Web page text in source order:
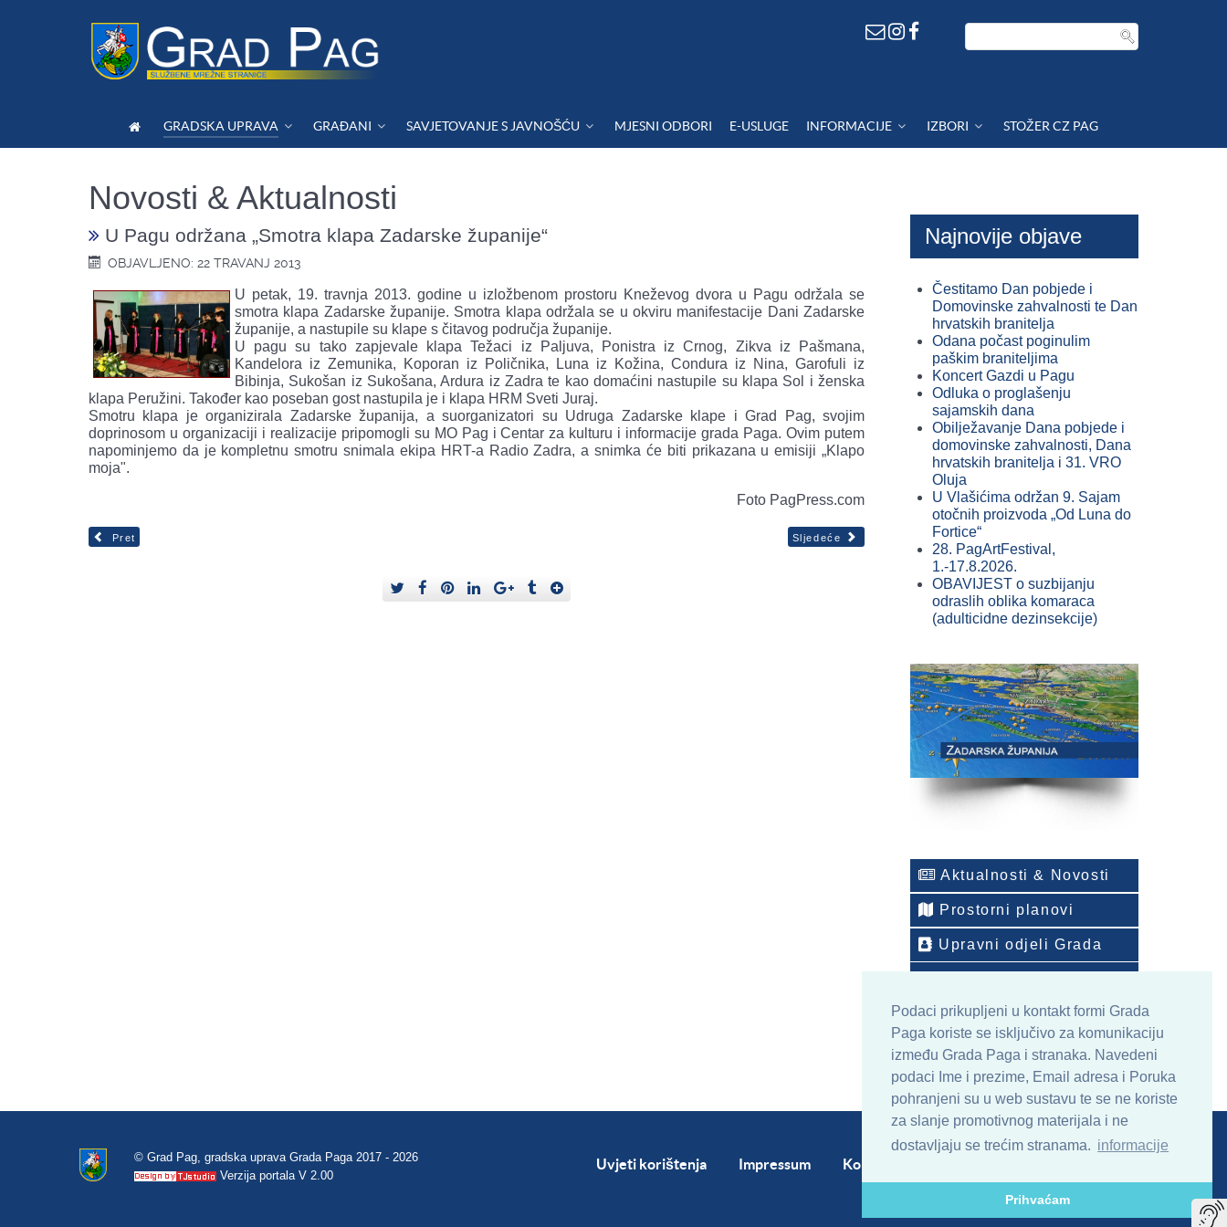
Podaci prikupljeni u kontakt formi Grada
Paga koriste se isključivo za komunikaciju
između Grada Paga i stranaka. Navedeni
podaci Ime i prezime, Email adresa i Poruka
pohranjeni su u web sustavu te se ne koriste
za slanje promotivnog materijala i ne
dostavljaju se trećim stranama. informacije
Prihvaćam
GRADSKA UPRAVA GRAĐANI SAVJETOVANJE S JAVNOŠĆU MJESNI ODBORI E-USLUGE INFORMACIJE IZBORI STOŽER CZ PAG
Novosti & Aktualnosti
U Pagu održana „Smotra klapa Zadarske županije“
OBJAVLJENO: 22 TRAVANJ 2013
U petak, 19. travnja 2013. godine u izložbenom prostoru Kneževog dvora u Pagu održala se
smotra klapa Zadarske županije. Smotra klapa održala se u okviru manifestacije Dani Zadarske
županije, a nastupile su klape s čitavog područja županije.
U pagu su tako zapjevale klapa Težaci iz Paljuva, Ponistra iz Crnog, Zikva iz Pašmana,
Kandelora iz Zemunika, Koporan iz Poličnika, Luna iz Kožina, Condura iz Nina, Garofuli iz
Bibinja, Sukošan iz Sukošana, Ardura iz Zadra te kao domaćini nastupile su klapa Sol i ženska
klapa Peružini. Također kao poseban gost nastupila je i klapa HRM Sveti Juraj.
Smotru klapa je organizirala Zadarske županija, a suorganizatori su Udruga Zadarske klape i Grad Pag, svojim
doprinosom u organizaciji i realizacije pripomogli su MO Pag i Centar za kulturu i informacije grada Paga. Ovim putem
napominjemo da je kompletnu smotru snimala ekipa HRT-a Radio Zadra, a snimka će biti prikazana u emisiji „Klapo
moja".
Foto PagPress.com
Pret Sljedeće
Najnovije objave
Čestitamo Dan pobjede i
Domovinske zahvalnosti te Dan
hrvatskih branitelja
Odana počast poginulim
paškim braniteljima
Koncert Gazdi u Pagu
Odluka o proglašenju
sajamskih dana
Obilježavanje Dana pobjede i
domovinske zahvalnosti, Dana
hrvatskih branitelja i 31. VRO
Oluja
U Vlašićima održan 9. Sajam
otočnih proizvoda „Od Luna do
Fortice“
28. PagArtFestival,
1.-17.8.2026.
OBAVIJEST o suzbijanju
odraslih oblika komaraca
(adulticidne dezinsekcije)
Aktualnosti & Novosti
Prostorni planovi
Upravni odjeli Grada
ONLINE arhiv sadržaja
© Grad Pag, gradska uprava Grada Paga 2017 - 2026
Verzija portala V 2.00
Uvjeti korištenja Impressum Kontakt